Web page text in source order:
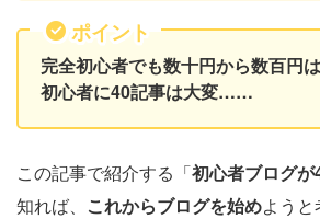
ポイント
完全初心者でも数十円から数百円
初心者に40記事は大変……
この記事で紹介する「初心者ブログ
知れば、 これからブログを始めよう